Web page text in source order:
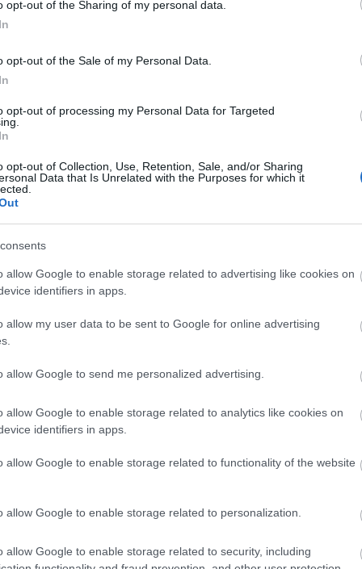
opt-out of the Sharing of my personal data.
opt-out of the Sale of my Personal Data.
opt-out of processing my Personal Data for Targeted
opt-out of Collection, Use, Retention, Sale, and/or Sharing
Data that Is Unrelated with the Purposes for which it
allow Google to enable storage related to advertising like cookies on
identifiers in apps.
allow my user data to be sent to Google for online advertising
allow Google to send me personalized advertising.
allow Google to enable storage related to analytics like cookies on
identifiers in apps.
allow Google to enable storage related to functionality of the website
allow Google to enable storage related to personalization.
allow Google to enable storage related to security, including
στις
Πότε
δικαστική
δεδομένα
σε διαμερίσματα
Κοινωνία
2026 10:03
μίσθωση σε
16
Κοινωνία
Οι 4 μεγάλες
που
Οικονομία
Αλλάζουν τα
στο Ανακαινίζω